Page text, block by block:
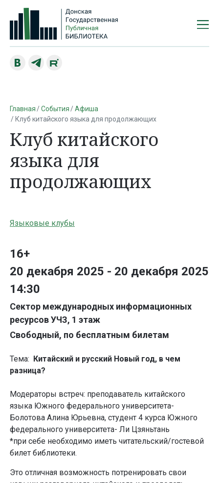
Главная События
Афиша
Клуб китайского языка для продолжающих
Клуб китайского
языка для
продолжающих
Языковые клубы
16+
20 декабря 2025 - 20 декабря 2025
14:30
Сектор международных информационных
ресурсов УЧЗ, 1 этаж
Свободный, по бесплатным билетам
Тема:
Китайский и русский Новый год, в чем
разница?
Модераторы встреч: преподаватель китайского
языка Южного федерального университета-
Болотова Алина Юрьевна, студент 4 курса Южного
федерального университета- Ли Цзяньтань
*при себе необходимо иметь читательский/гостевой
билет библиотеки.
Это отличная возможность потренировать свои